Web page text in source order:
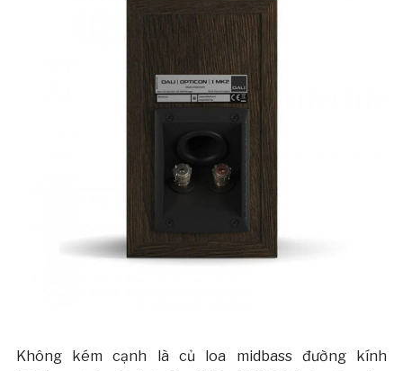
Không kém cạnh là củ loa midbass đường kính